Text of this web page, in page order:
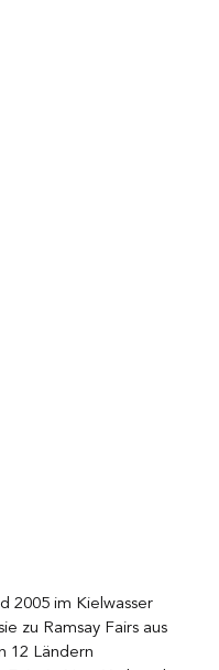
2005 im Kielwasser
zu Ramsay Fairs aus
12 Ländern